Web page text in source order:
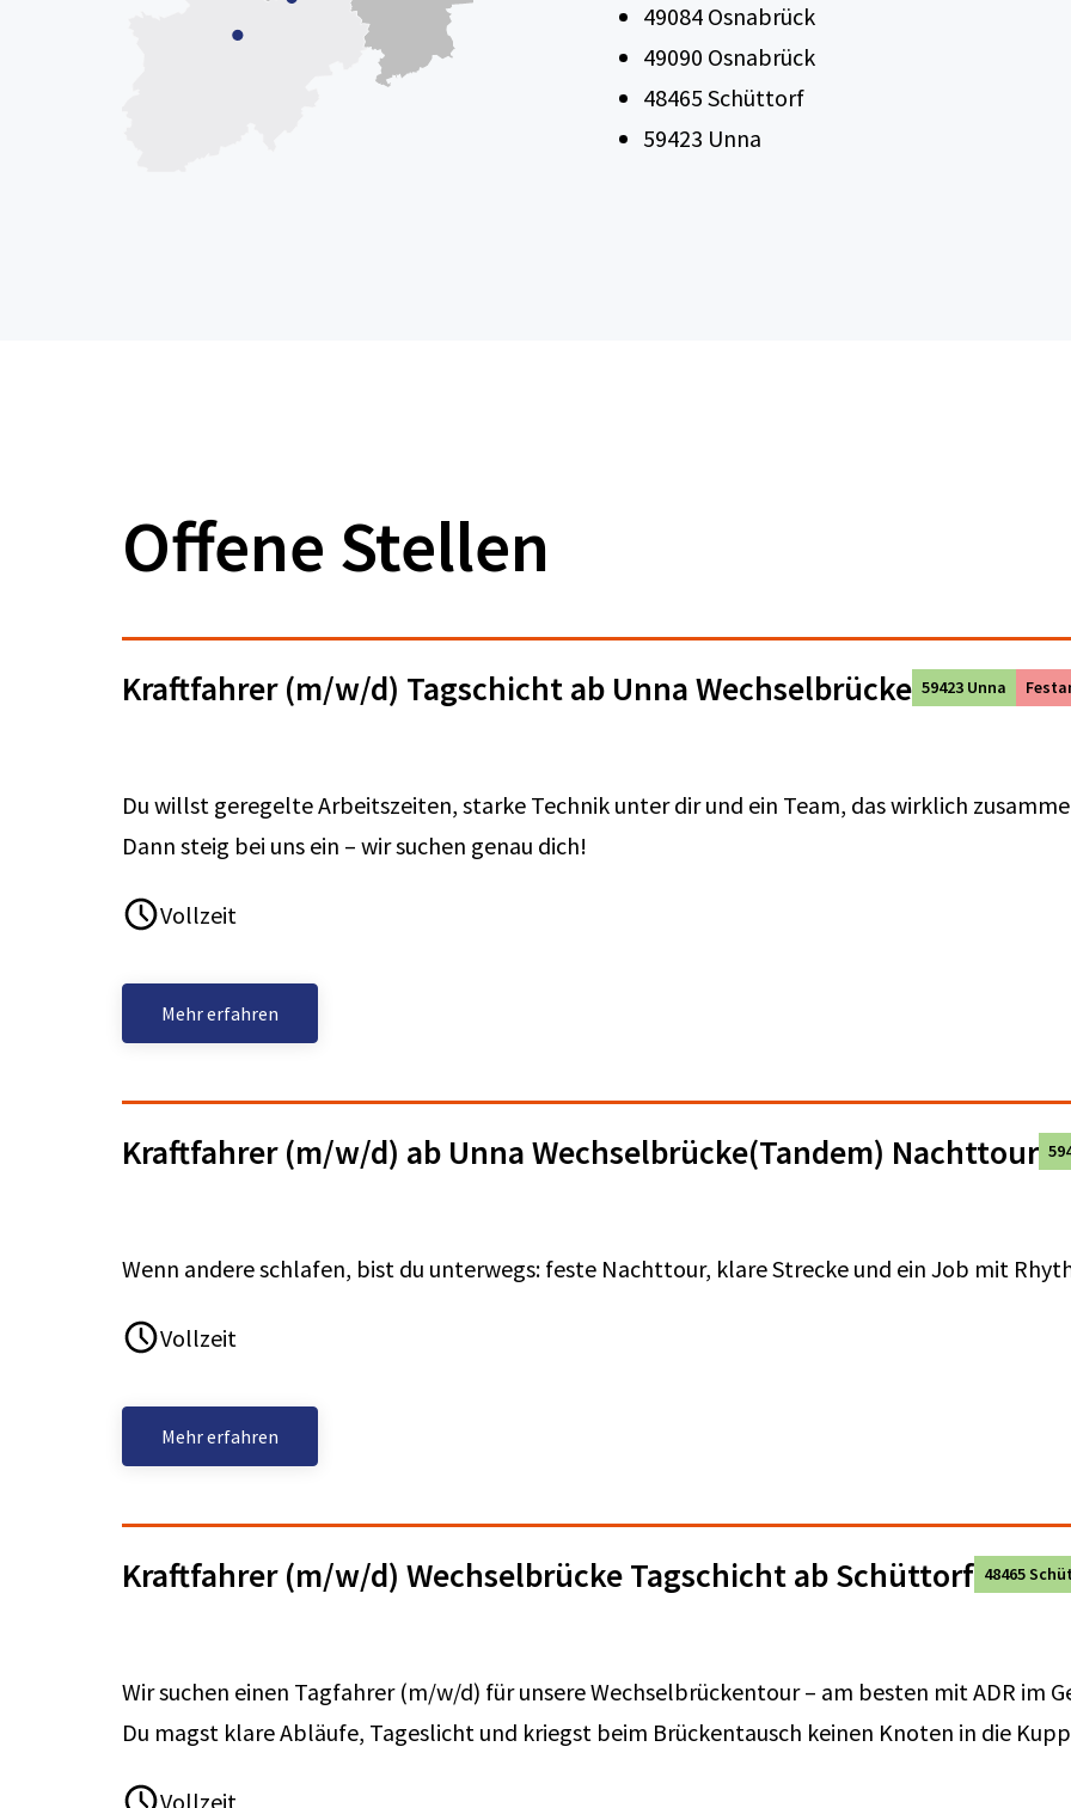
49084 Osnabrück
49090 Osnabrück
48465 Schüttorf
59423 Unna
Offene Stellen
Kraftfahrer (m/w/d) Tagschicht ab Unna Wechselbrücke 59423 Unna
Du willst geregelte Arbeitszeiten, starke Technik unter dir und ein Team, das wirklich
Dann steig bei uns ein – wir suchen genau dich!
Vollzeit
Mehr erfahren
Kraftfahrer (m/w/d) ab Unna Wechselbrücke(Tandem) Nachttour
Wenn andere schlafen, bist du unterwegs: feste Nachttour, klare Strecke und ein Job mit
Vollzeit
Mehr erfahren
Kraftfahrer (m/w/d) Wechselbrücke Tagschicht ab Schüttorf 48465
Wir suchen einen Tagfahrer (m/w/d) für unsere Wechselbrückentour – am besten mit ADR im
Du magst klare Abläufe, Tageslicht und kriegst beim Brückentausch keinen Knoten in die
Vollzeit